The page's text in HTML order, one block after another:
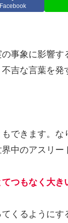
Facebook
事象に影響
吉な言葉を発
できます。な
中のアスリー
つもなく大き
くるように